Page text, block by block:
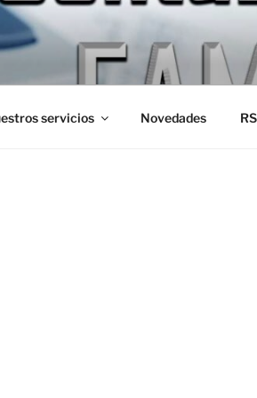
de la U.B.A.
servicios Novedades